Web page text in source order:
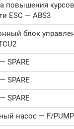
повышения
ESC — ABS3
блок
SPARE
SPARE
SPARE
насос — F/PUMP